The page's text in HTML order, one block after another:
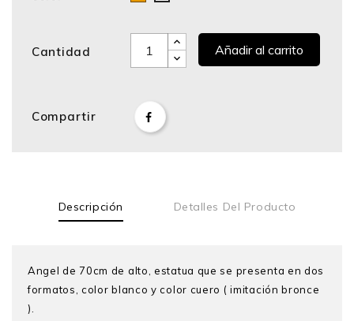
Cantidad Añadir al carrito
Compartir
Descripción Detalles Del Producto
Angel de 70cm de alto, estatua que se presenta en dos
formatos, color blanco y color cuero ( imitación bronce
).